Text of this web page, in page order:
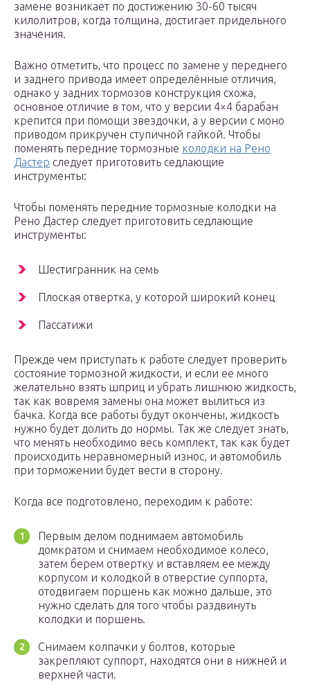
замене возникает по достижению 30-60 тысяч
килолитров, когда толщина, достигает придельного
значения.
Важно отметить, что процесс по замене у переднего
и заднего привода имеет определённые отличия,
однако у задних тормозов конструкция схожа,
основное отличие в том, что у версии 4×4 барабан
крепится при помощи звездочки, а у версии с моно
приводом прикручен ступичной гайкой. Чтобы
поменять передние тормозные колодки на Рено
Дастер следует приготовить седлающие
инструменты:
Чтобы поменять передние тормозные колодки на
Рено Дастер следует приготовить седлающие
инструменты:
Шестигранник на семь
Плоская отвертка, у которой широкий конец
Пассатижи
Прежде чем приступать к работе следует проверить
состояние тормозной жидкости, и если ее много
желательно взять шприц и убрать лишнюю жидкость,
так как вовремя замены она может вылиться из
бачка. Когда все работы будут окончены, жидкость
нужно будет долить до нормы. Так же следует знать,
что менять необходимо весь комплект, так как будет
происходить неравномерный износ, и автомобиль
при торможении будет вести в сторону.
Когда все подготовлено, переходим к работе:
Первым делом поднимаем автомобиль
домкратом и снимаем необходимое колесо,
затем берем отвертку и вставляем ее между
корпусом и колодкой в отверстие суппорта,
отодвигаем поршень как можно дальше, это
нужно сделать для того чтобы раздвинуть
колодки и поршень.
Снимаем колпачки у болтов, которые
закрепляют суппорт, находятся они в нижней и
верхней части.